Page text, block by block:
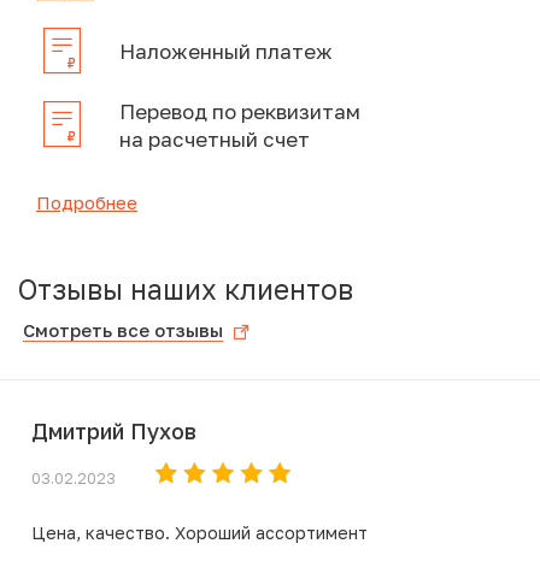
Наложенный платеж
Перевод по реквизитам
на расчетный счет
Подробнее
Отзывы наших клиентов
Смотреть все отзывы
Дмитрий Пухов
03.02.2023
Цена, качество. Хороший ассортимент